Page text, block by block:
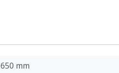
650 mm